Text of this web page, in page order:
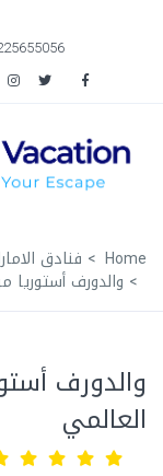
Home فنادق
والدورف أستوريا
والدورف
العالمي